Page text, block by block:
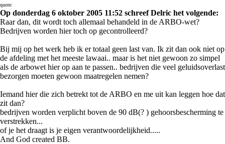
quote:
Op donderdag 6 oktober 2005 11:52 schreef Delric het volgende:
Raar dan, dit wordt toch allemaal behandeld in de ARBO-wet?
Bedrijven worden hier toch op gecontrolleerd?
Bij mij op het werk heb ik er totaal geen last van. Ik zit dan ook niet op
de afdeling met het meeste lawaai.. maar is het niet gewoon zo simpel
als de arbowet hier op aan te passen.. bedrijven die veel geluidsoverlast
bezorgen moeten gewoon maatregelen nemen?
Iemand hier die zich betrekt tot de ARBO en me uit kan leggen hoe dat
zit dan?
bedrijven worden verplicht boven de 90 dB(? ) gehoorsbescherming te
verstrekken...
of je het draagt is je eigen verantwoordelijkheid.....
And God created BB.